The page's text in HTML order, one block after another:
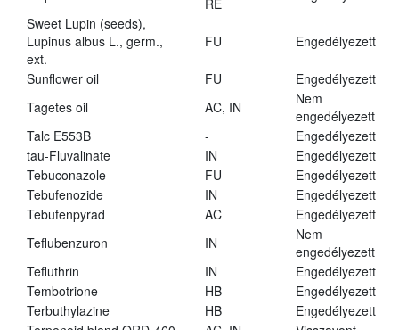
RE
Sweet Lupin (seeds),
Lupinus albus L., germ.,
ext.
FU Engedélyezett
Sunflower oil FU
Engedélyezett
Tagetes oil
AC, IN
Nem
engedélyezett
Talc E553B
-
Engedélyezett
tau-Fluvalinate
IN
Engedélyezett
Tebuconazole
FU
Engedélyezett
Tebufenozide
IN
Engedélyezett
Tebufenpyrad
AC
Engedélyezett
Teflubenzuron
IN
Nem
engedélyezett
Tefluthrin
IN
Engedélyezett
Tembotrione
HB
Engedélyezett
Terbuthylazine
HB
Engedélyezett